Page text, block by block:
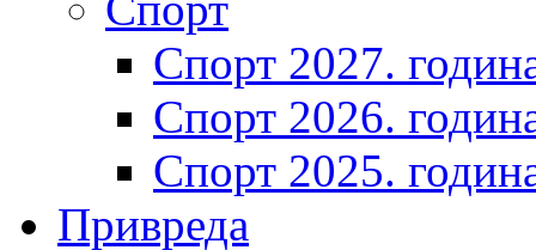
Спорт 2027.
Спорт 2026.
Спорт 2025.
Привреда